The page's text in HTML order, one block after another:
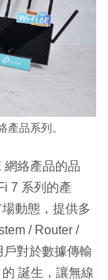
產品系列。
網絡產品的品
7 系列的產
動態，提供多
/ Router /
對於數據傳輸
誕生，讓無線